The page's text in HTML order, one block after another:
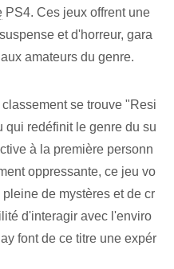
PS4. Ces jeux offrent une
et d'horreur, gara
amateurs du genre.
se trouve "Resi
qui redéfinit le genre du su
à la première personn
oppressante, ce jeu vo
de mystères et de cr
d'interagir avec l'enviro
font de ce titre une expér